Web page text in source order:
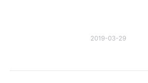
2019-03-29